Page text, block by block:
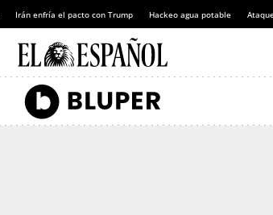
Irán enfría el pacto con Trump Hackeo agua potable